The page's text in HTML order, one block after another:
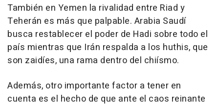
También en Yemen la rivalidad entre Riad y
Teherán es más que palpable. Arabia Saudí
busca restablecer el poder de Hadi sobre todo el
país mientras que Irán respalda a los huthis, que
son zaidíes, una rama dentro del chiísmo.
Además, otro importante factor a tener en
cuenta es el hecho de que ante el caos reinante